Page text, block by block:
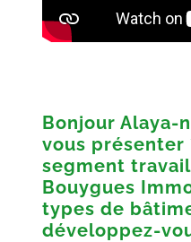
Bonjour Alaya-
vous présenter
segment
Bouygues
types de
développez-